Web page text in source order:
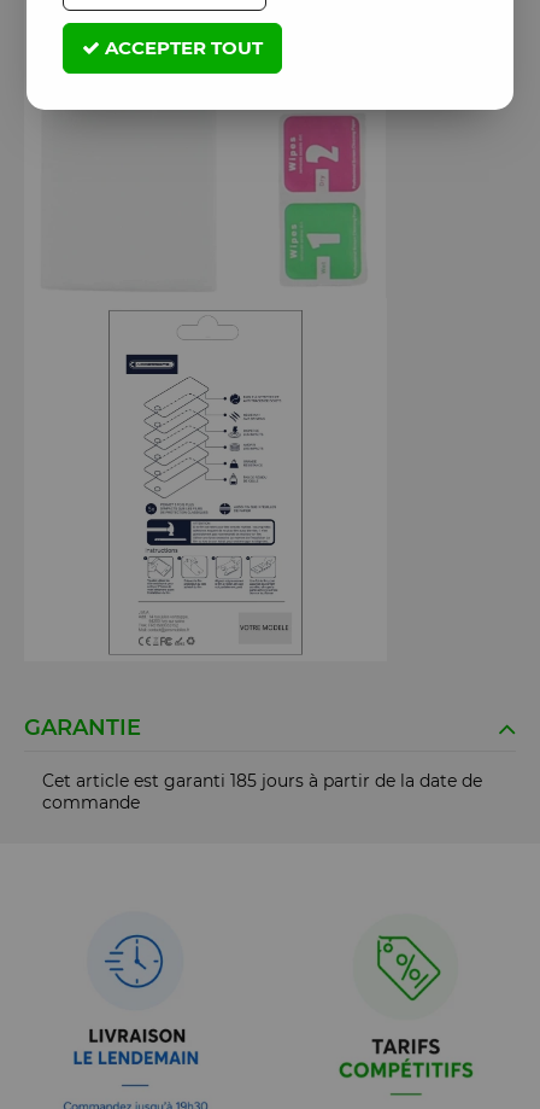
GARANTIE
Cet article est garanti 185 jours à partir de la date de
commande
ACCEPTER TOUT